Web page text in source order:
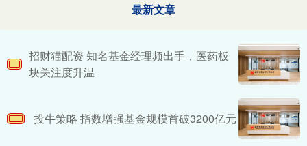
最新文章
招财猫配资 知名基金经理频出手，医药板
块关注度升温
投牛策略 指数增强基金规模首破3200亿元